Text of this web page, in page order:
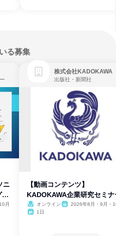
る募集
ニ
ラ
月
株式会社KADOKAWA
出版社・新聞社
【動画コンテンツ】
KADOKAWA企業研究セミナ
オンライン
2026年8月・9月・
1日